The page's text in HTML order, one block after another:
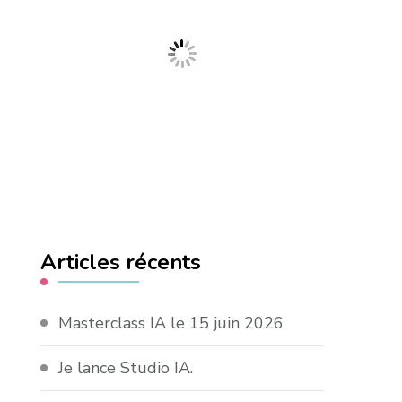
Articles récents
Masterclass IA le 15 juin 2026
Je lance Studio IA.